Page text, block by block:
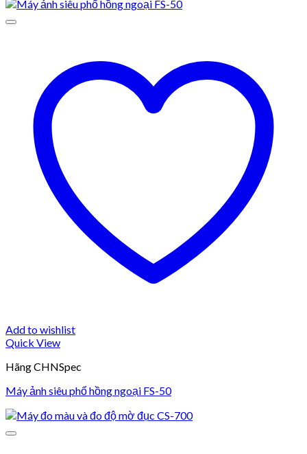
Add to wishlist
Quick View
Hãng CHNSpec
Máy ảnh siêu phổ hồng ngoại FS-50